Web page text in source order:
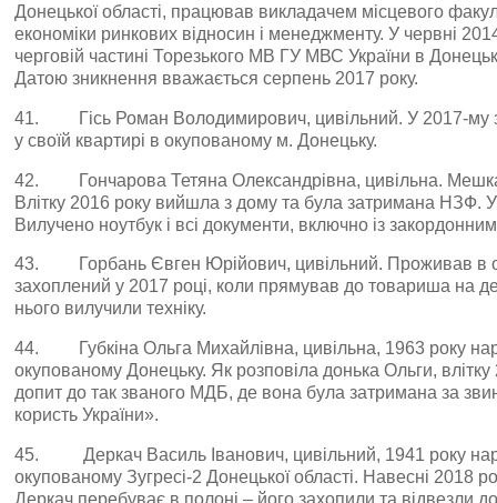
Донецької області, працював викладачем місцевого
економіки ринкових відносин і менеджменту. У червні
черговій частині Торезького МВ ГУ МВС України в
Датою зникнення вважається серпень 2017 року.
41. Гісь Роман Володимирович, цивільний. У 2017-му
у своїй квартирі в окупованому м. Донецьку.
42. Гончарова Тетяна Олександрівна, цивільна.
Влітку 2016 року вийшла з дому та була затримана НЗФ. У
Вилучено ноутбук і всі документи, включно із
43. Горбань Євген Юрійович, цивільний. Проживав в
захоплений у 2017 році, коли прямував до товариша на
нього вилучили техніку.
44. Губкіна Ольга Михайлівна, цивільна, 1963 року
окупованому Донецьку. Як розповіла донька Ольги, влітку
допит до так званого МДБ, де вона була затримана за
користь України».
45. Деркач Василь Іванович, цивільний, 1941 року
окупованому Зугресі-2 Донецької області. Навесні 2018
Деркач перебуває в полоні – його захопили та відвезли